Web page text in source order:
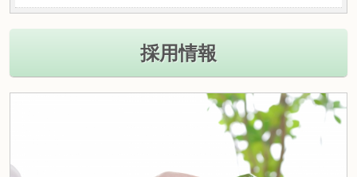
採用情報